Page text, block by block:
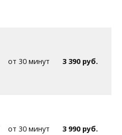
от 30 минут 3 390 руб.
от 30 минут 3 990 руб.